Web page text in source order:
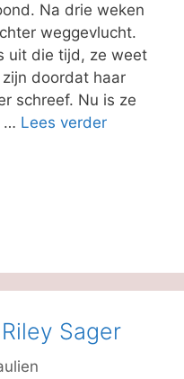
Na drie weken
weggevlucht.
uit die tijd, ze weet
doordat haar
schreef. Nu is ze
… Lees verder
Sager